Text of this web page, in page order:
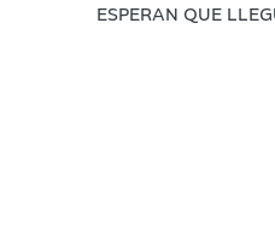
ESPERAN QUE